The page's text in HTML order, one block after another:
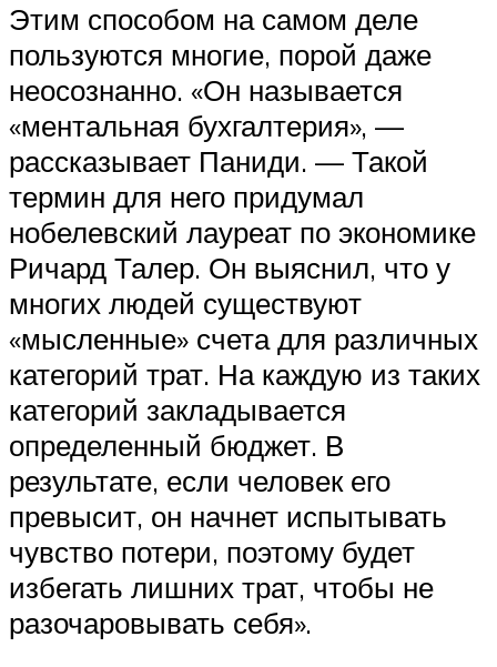
Этим способом на самом деле
пользуются многие, порой даже
неосознанно. «Он называется
«ментальная бухгалтерия», —
рассказывает Паниди. — Такой
термин для него придумал
нобелевский лауреат по экономике
Ричард Талер. Он выяснил, что у
многих людей существуют
«мысленные» счета для различных
категорий трат. На каждую из таких
категорий закладывается
определенный бюджет. В
результате, если человек его
превысит, он начнет испытывать
чувство потери, поэтому будет
избегать лишних трат, чтобы не
разочаровывать себя».